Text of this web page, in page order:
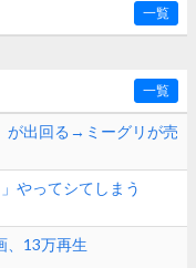
一覧
一覧
が出回る→ミーグリが売
やってシてしまう
、13万再生